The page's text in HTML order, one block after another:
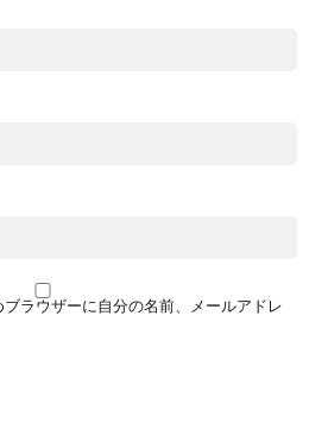
ラウザーに自分の名前、メールアドレ